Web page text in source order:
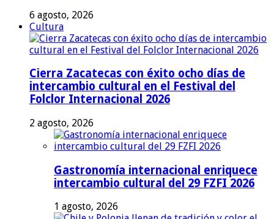
6 agosto, 2026
Cultura
Cierra Zacatecas con éxito ocho días de
intercambio cultural en el Festival del
Folclor Internacional 2026
2 agosto, 2026
Gastronomía internacional enriquece
intercambio cultural del 29 FZFI 2026
1 agosto, 2026